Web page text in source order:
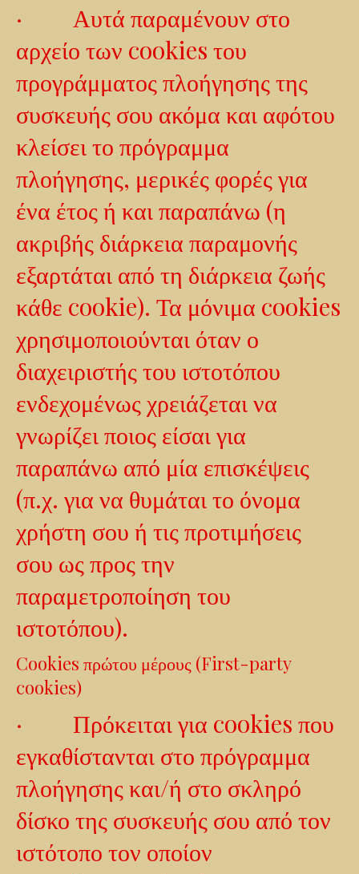
· Αυτά παραμένουν στο
αρχείο των cookies του
προγράμματος πλοήγησης της
συσκευής σου ακόμα και αφότου
κλείσει το πρόγραμμα
πλοήγησης, μερικές φορές για
ένα έτος ή και παραπάνω (η
ακριβής διάρκεια παραμονής
εξαρτάται από τη διάρκεια ζωής
κάθε cookie). Τα μόνιμα cookies
χρησιμοποιούνται όταν ο
διαχειριστής του ιστοτόπου
ενδεχομένως χρειάζεται να
γνωρίζει ποιος είσαι για
παραπάνω από μία επισκέψεις
(π.χ. για να θυμάται το όνομα
χρήστη σου ή τις προτιμήσεις
σου ως προς την
παραμετροποίηση του
ιστοτόπου).
Cookies πρώτου μέρους (First-party
cookies)
· Πρόκειται για cookies που
εγκαθίστανται στο πρόγραμμα
πλοήγησης και/ή στο σκληρό
δίσκο της συσκευής σου από τον
ιστότοπο τον οποίον